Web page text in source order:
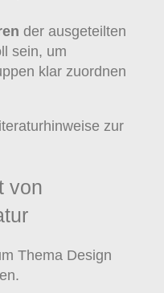
der ausgeteilten
sein, um
klar zuordnen
zur
von
Thema Design